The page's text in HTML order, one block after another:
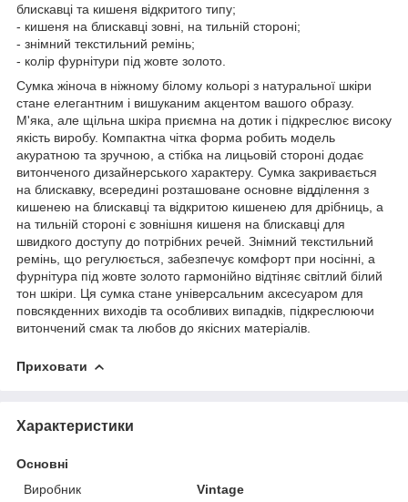
блискавці та кишеня відкритого типу;
- кишеня на блискавці зовні, на тильній стороні;
- знімний текстильний ремінь;
- колір фурнітури під жовте золото.
Сумка жіноча в ніжному білому кольорі з натуральної шкіри
стане елегантним і вишуканим акцентом вашого образу.
М'яка, але щільна шкіра приємна на дотик і підкреслює високу
якість виробу. Компактна чітка форма робить модель
акуратною та зручною, а стібка на лицьовій стороні додає
витонченого дизайнерського характеру. Сумка закривається
на блискавку, всередині розташоване основне відділення з
кишенею на блискавці та відкритою кишенею для дрібниць, а
на тильній стороні є зовнішня кишеня на блискавці для
швидкого доступу до потрібних речей. Знімний текстильний
ремінь, що регулюється, забезпечує комфорт при носінні, а
фурнітура під жовте золото гармонійно відтіняє світлий білий
тон шкіри. Ця сумка стане універсальним аксесуаром для
повсякденних виходів та особливих випадків, підкреслюючи
витончений смак та любов до якісних матеріалів.
Приховати
Характеристики
Основні
Виробник
Vintage